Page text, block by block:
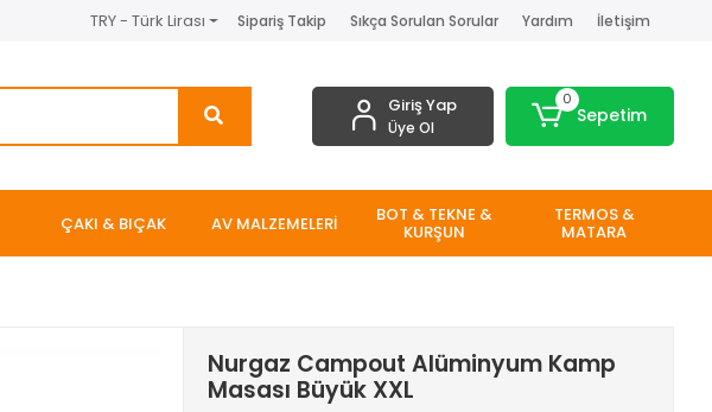
TRY - Türk Lirası Sipariş Takip Sıkça Sorulan Sorular Yardım İletişim
Giriş Yap
Üye Ol
0
Sepetim
ÇAKI & BIÇAK AV MALZEMELERİ BOT & TEKNE &
KURŞUN
TERMOS &
MATARA
Nurgaz Campout Alüminyum Kamp
Masası Büyük XXL